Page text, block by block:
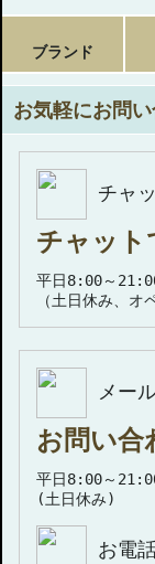
ブランド
お気軽にお問
チャ
チャット
平日8:00～
（土日休み、オ
メー
お問い合
平日8:00～
(土日休み)
お電